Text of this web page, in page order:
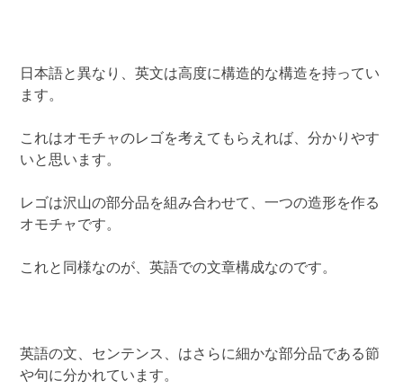
日本語と異なり、英文は高度に構造的な構造を持ってい
ます。
これはオモチャのレゴを考えてもらえれば、分かりやす
いと思います。
レゴは沢山の部分品を組み合わせて、一つの造形を作る
オモチャです。
これと同様なのが、英語での文章構成なのです。
英語の文、センテンス、はさらに細かな部分品である節
や句に分かれています。